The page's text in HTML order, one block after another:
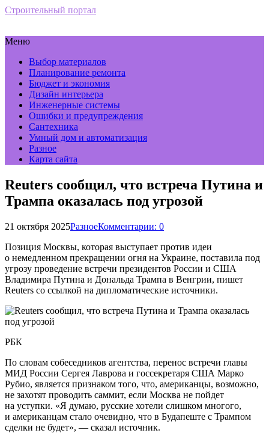
Строительный портал
Меню
Выбор материалов
Планирование ремонта
Бюджет и экономия
Дизайн интерьера
Инженерные системы
Ошибки и предупреждения
Сантехника
Умный дом и автоматизация
Разное
Карта сайта
Reuters сообщил, что встреча Путина и
Трампа оказалась под угрозой
21 октября 2025РазноеКомментарии: 0
Позиция Москвы, которая выступает против идеи
о немедленном прекращении огня на Украине, поставила под
угрозу проведение встречи президентов России и США
Владимира Путина и Дональда Трампа в Венгрии, пишет
Reuters со ссылкой на дипломатические источники.
РБК
По словам собеседников агентства, перенос встречи главы
МИД России Сергея Лаврова и госсекретаря США Марко
Рубио, является признаком того, что, американцы, возможно,
не захотят проводить саммит, если Москва не пойдет
на уступки. «Я думаю, русские хотели слишком многого,
и американцам стало очевидно, что в Будапеште с Трампом
сделки не будет», — сказал источник.